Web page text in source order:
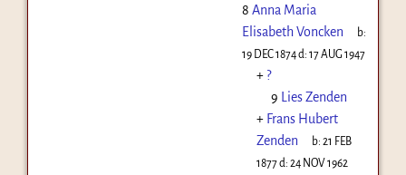
8 Anna Maria
Elisabeth Voncken
b:
19 DEC 1874d: 17 AUG 1947
+ ?
9 Lies Zenden
+ Frans Hubert
Zenden
b:21 FEB
1877d: 24 NOV 1962